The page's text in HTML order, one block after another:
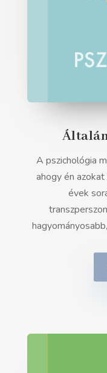
A pszichológia
ahogy én
évek